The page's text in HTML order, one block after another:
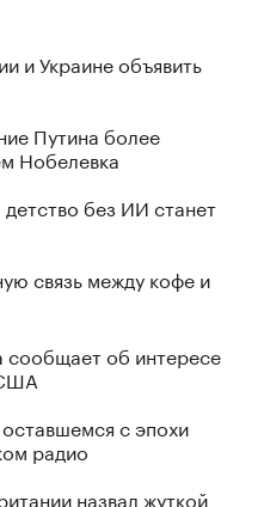
и Украине объявить
Путина более
Нобелевка
без ИИ станет
связь между кофе и
сообщает об интересе
с эпохи
радио
назвал жуткой